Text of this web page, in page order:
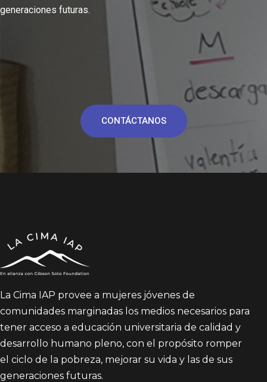
generaciones futuras.
CONTÁCTANOS
La Cima IAP provee a mujeres jóvenes de
comunidades marginadas los medios necesarios para
tener acceso a educación universitaria de calidad y
desarrollo humano pleno, con el propósito romper
el ciclo de la pobreza, mejorar su vida y las de sus
generaciones futuras.